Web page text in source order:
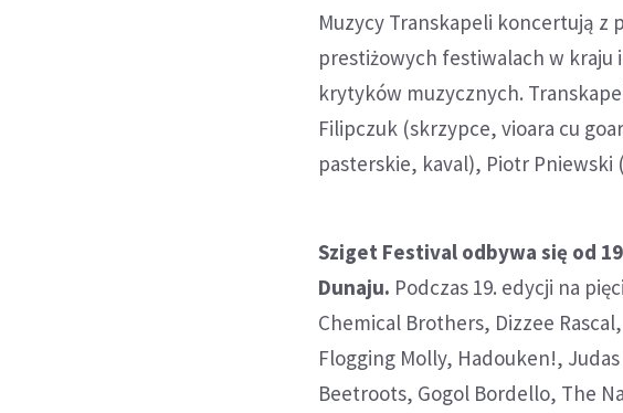
Muzycy Transkapeli koncertują z
prestiżowych festiwalach w kraju
krytyków muzycznych.
Filipczuk (skrzypce, vioara cu
pasterskie, kaval), Piotr
Sziget Festival odbywa się od
Dunaju. Podczas 19. edycji na
Chemical Brothers, Dizzee
Flogging Molly, Hadouken!,
Beetroots, Gogol Bordello, The